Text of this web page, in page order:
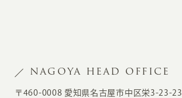
NAGOYA HEAD OFFICE
〒460-0008 愛知県名古屋市中区栄3-23-23